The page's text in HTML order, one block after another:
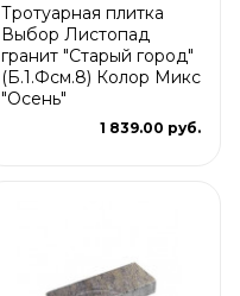
Тротуарная плитка
Выбор Листопад
гранит "Старый город"
(Б.1.Фсм.8) Колор Микс
"Осень"
1 839.00 руб.